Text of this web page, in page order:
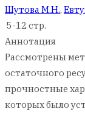
Шутова М.Н.,
5-12 стр.
Аннотация
Рассмотрены
остаточного
прочностные
которых было